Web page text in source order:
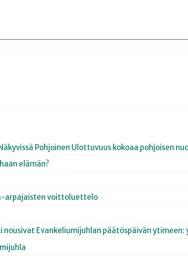
Pohjoinen Ulottuvuus kokoaa pohjoisen
elämän?
arpajaisten voittoluettelo
nousivat Evankeliumijuhlan päätöspäivän ytimeen: